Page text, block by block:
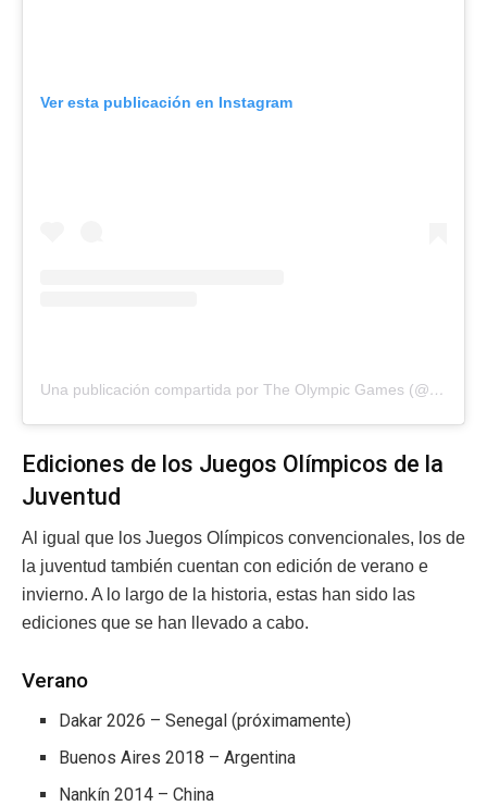
Ver esta publicación en Instagram
Una publicación compartida por The Olympic Games (@olympics)
Ediciones de los Juegos Olímpicos de la
Juventud
Al igual que los Juegos Olímpicos convencionales, los de
la juventud también cuentan con edición de verano e
invierno. A lo largo de la historia, estas han sido las
ediciones que se han llevado a cabo.
Verano
Dakar 2026 – Senegal (próximamente)
Buenos Aires 2018 – Argentina
Nankín 2014 – China